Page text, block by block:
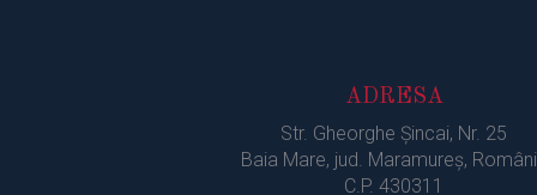
ADRESA
Str. Gheorghe Şincai, Nr. 25
Baia Mare, jud. Maramureș,
C.P. 430311